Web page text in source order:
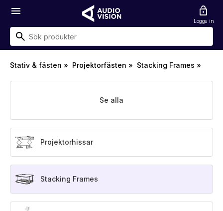
menu lock_open
Logga in
Stativ & fästen » Projektorfästen » Stacking Frames »
Se alla
Projektorhissar
Stacking Frames